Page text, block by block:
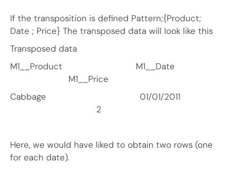
If the transposition is defined Pattern;{Product;
Date ; Price} The transposed data will look like this
Transposed data
M1__Product M1__Date
M1__Price
Cabbage 01/01/2011
2
Here, we would have liked to obtain two rows (one
for each date).